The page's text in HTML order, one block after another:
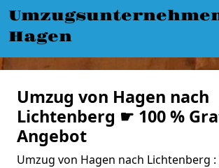
Hagen
Umzug von Hagen nach
Lichtenberg ☛ 100 %
Angebot
Umzug von Hagen nach Lichtenberg :